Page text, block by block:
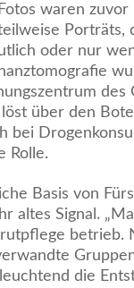
waren
Porträts,
oder nur
über den
bei
Rolle.
Basis von
altes Signal.
betrieb.
die